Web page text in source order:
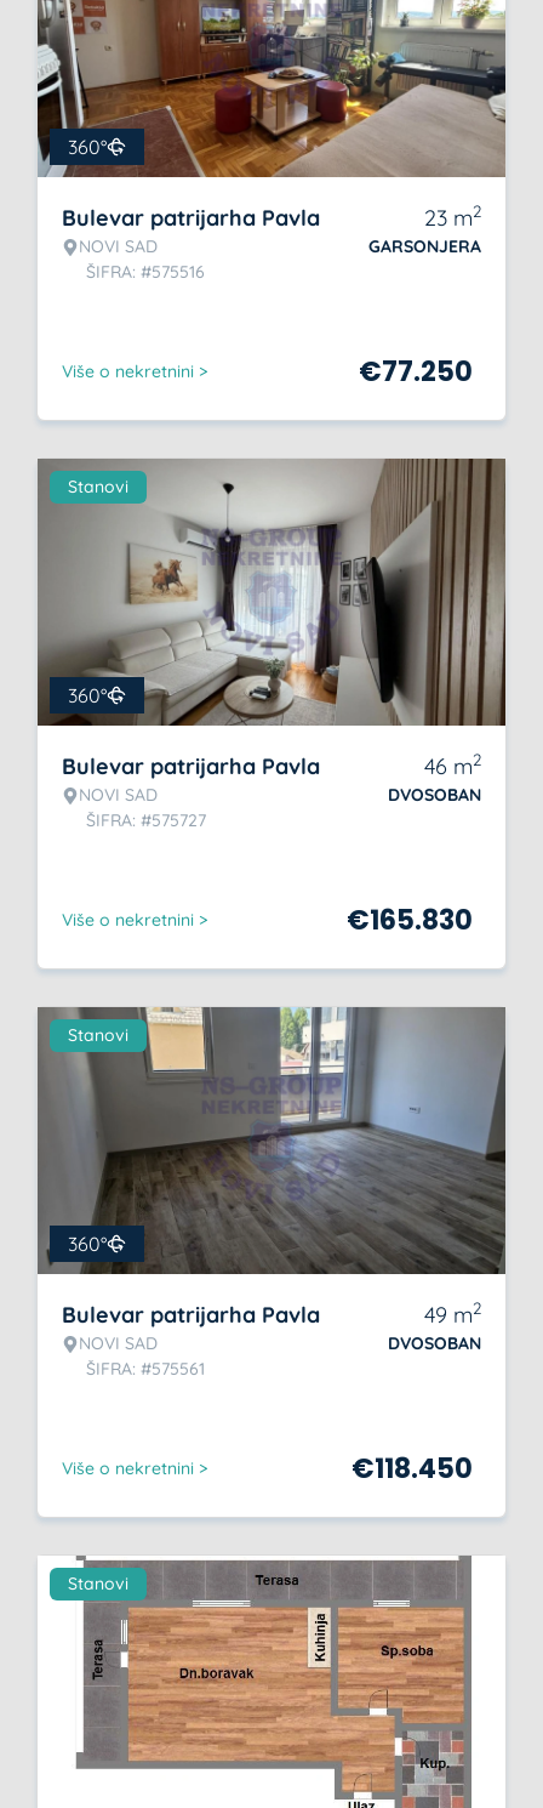
360°
Bulevar patrijarha Pavla
NOVI SAD
ŠIFRA: #575516
23 m2
GARSONJERA
Više o nekretnini > €77.250
Stanovi
360°
Bulevar patrijarha Pavla
NOVI SAD
ŠIFRA: #575727
46 m2
DVOSOBAN
Više o nekretnini > €165.830
Stanovi
360°
Bulevar patrijarha Pavla
NOVI SAD
ŠIFRA: #575561
49 m2
DVOSOBAN
Više o nekretnini > €118.450
Stanovi